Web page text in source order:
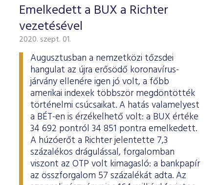
Emelkedett a BUX a Richter
vezetésével
2020. szept. 01.
Augusztusban a nemzetközi tőzsdei
hangulat az újra erősödő koronavírus-
járvány ellenére igen jó volt, a főbb
amerikai indexek többször megdöntötték
történelmi csúcsaikat. A hatás valamelyest
a BÉT-en is érzékelhető volt: a BUX értéke
34 692 pontról 34 851 pontra emelkedett.
A húzóerőt a Richter jelentette 7,3
százalékos drágulással, forgalomban
viszont az OTP volt kimagasló: a bankpapír
az összforgalom 57 százalékát adta. Az